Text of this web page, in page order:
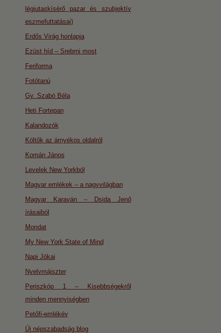
légiutaskísérő pazar és szubjektív
eszmefuttatásai)
Erdős Virág honlapja
Ezüst híd – Srebrni most
Feriforma
Fotótanú
Gy. Szabó Béla
Heti Fortepan
Kalandozók
Költők az árnyékos oldalról
Komán János
Levelek New Yorkból
Magyar emlékek – a nagyvilágban
Magyar Karaván – Dsida Jenő
írásaiból
Mondat
My New York State of Mind
Napi Jókai
Nyelvmájszter
Periszkóp 1 – Kisebbségekről
minden mennyiségben
Petőfi-emlékév
Új népszabadság blog